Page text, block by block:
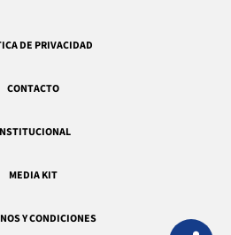
DE PRIVACIDAD
CONTACTO
MEDIA KIT
Y CONDICIONES